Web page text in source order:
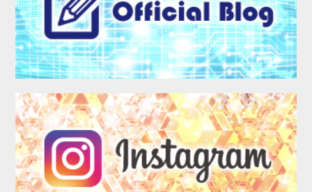
MEMBER
AUDITION